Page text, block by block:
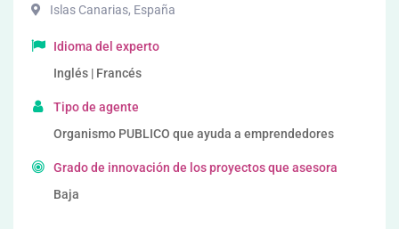
Islas Canarias, España
Idioma del experto
Inglés | Francés
Tipo de agente
Organismo PUBLICO que ayuda a emprendedores
Grado de innovación de los proyectos que asesora
Baja